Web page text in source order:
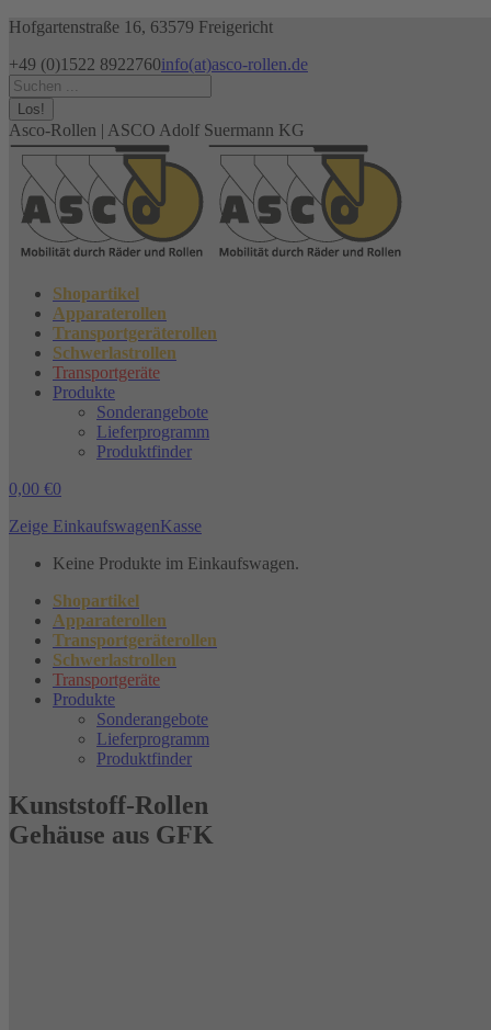
Zum
springen
Hofgartenstraße 16, 63579 Freigericht
+49 (0)1522 8922760info(at)asco-rollen.de
Facebook
page
opens
in
new
window
Instagram
page
opens
in
new
window
X
page
opens
in
new
window
Search:
Asco-Rollen | ASCO Adolf Suermann KG
Shopartikel
Apparaterollen
Transportgeräterollen
Schwerlastrollen
Transportgeräte
Produkte
Sonderangebote
Lieferprogramm
Produktfinder
0,00 €0
Zeige EinkaufswagenKasse
Keine Produkte im Einkaufswagen.
Shopartikel
Apparaterollen
Transportgeräterollen
Schwerlastrollen
Transportgeräte
Produkte
Sonderangebote
Lieferprogramm
Produktfinder
Kunststoff-Rollen
Gehäuse aus GFK